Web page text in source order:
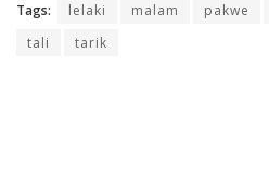
Tags: lelaki malam pakwe
tali
tarik